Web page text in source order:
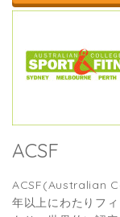
ACSF
ACSF(Australian
年以上にわたりフ